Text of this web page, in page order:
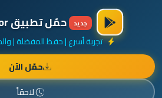
أضف نشاطك مجاناً
جديد حمّل تطبيق MarhabaNador
تجربة أسرع | حفظ المفضلة |
حمّل الآن
لاحقاً
إعلان ممول